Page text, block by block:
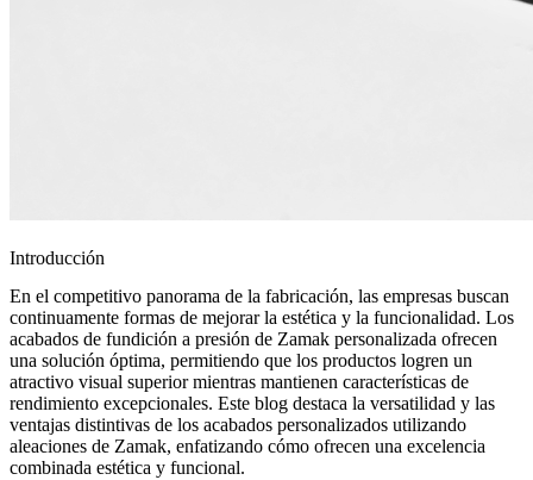
Introducción
En el competitivo panorama de la fabricación, las empresas buscan
continuamente formas de mejorar la estética y la funcionalidad. Los
acabados de fundición a presión de Zamak personalizada ofrecen
una solución óptima, permitiendo que los productos logren un
atractivo visual superior mientras mantienen características de
rendimiento excepcionales. Este blog destaca la versatilidad y las
ventajas distintivas de los acabados personalizados utilizando
aleaciones de Zamak, enfatizando cómo ofrecen una excelencia
combinada estética y funcional.